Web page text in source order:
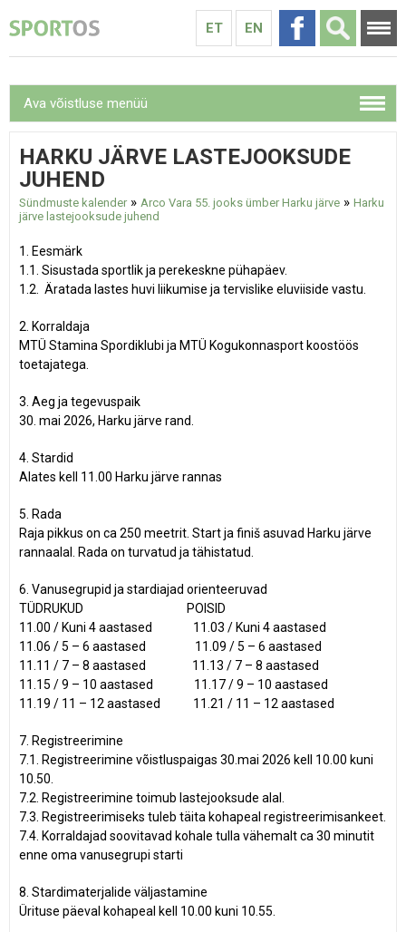
ET EN
Ava võistluse menüü
HARKU JÄRVE LASTEJOOKSUDE
JUHEND
Sündmuste kalender » Arco Vara 55. jooks ümber Harku järve » Harku
järve lastejooksude juhend
1. Eesmärk
1.1. Sisustada sportlik ja perekeskne pühapäev.
1.2. Äratada lastes huvi liikumise ja tervislike eluviiside vastu.
2. Korraldaja
MTÜ Stamina Spordiklubi ja MTÜ Kogukonnasport koostöös
toetajatega.
3. Aeg ja tegevuspaik
30. mai 2026, Harku järve rand.
4. Stardid
Alates kell 11.00 Harku järve rannas
5. Rada
Raja pikkus on ca 250 meetrit. Start ja finiš asuvad Harku järve
rannaalal. Rada on turvatud ja tähistatud.
6. Vanusegrupid ja stardiajad orienteeruvad
TÜDRUKUD POISID
11.00 / Kuni 4 aastased 11.03 / Kuni 4 aastased
11.06 / 5 – 6 aastased 11.09 / 5 – 6 aastased
11.11 / 7 – 8 aastased 11.13 / 7 – 8 aastased
11.15 / 9 – 10 aastased 11.17 / 9 – 10 aastased
11.19 / 11 – 12 aastased 11.21 / 11 – 12 aastased
7. Registreerimine
7.1. Registreerimine võistluspaigas 30.mai 2026 kell 10.00 kuni
10.50.
7.2. Registreerimine toimub lastejooksude alal.
7.3. Registreerimiseks tuleb täita kohapeal registreerimisankeet.
7.4. Korraldajad soovitavad kohale tulla vähemalt ca 30 minutit
enne oma vanusegrupi starti
8. Stardimaterjalide väljastamine
Ürituse päeval kohapeal kell 10.00 kuni 10.55.